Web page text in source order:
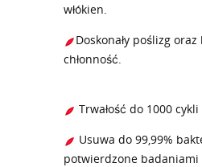
włókien.
Doskonały poślizg
chłonność.
Trwałość do 1000 cykli
Usuwa do 99,99%
potwierdzone